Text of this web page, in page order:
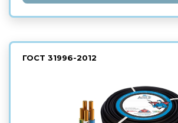
ГОСТ 31996-2012